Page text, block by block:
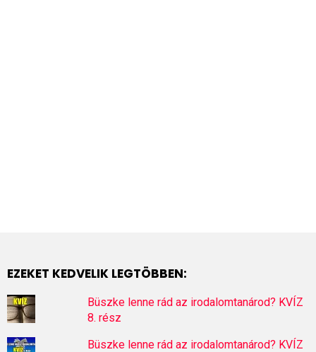
EZEKET KEDVELIK LEGTÖBBEN:
Büszke lenne rád az irodalomtanárod? KVÍZ
8. rész
Büszke lenne rád az irodalomtanárod? KVÍZ